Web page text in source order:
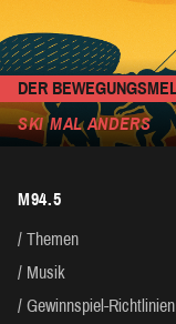
DER
SKI MAL ANDERS
M94.5
Themen
Musik
Gewinnspiel-Richtlinien